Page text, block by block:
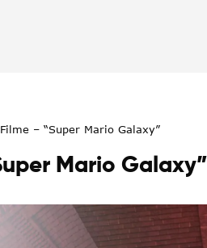
Filme – “Super Mario Galaxy”
Mario Galaxy”